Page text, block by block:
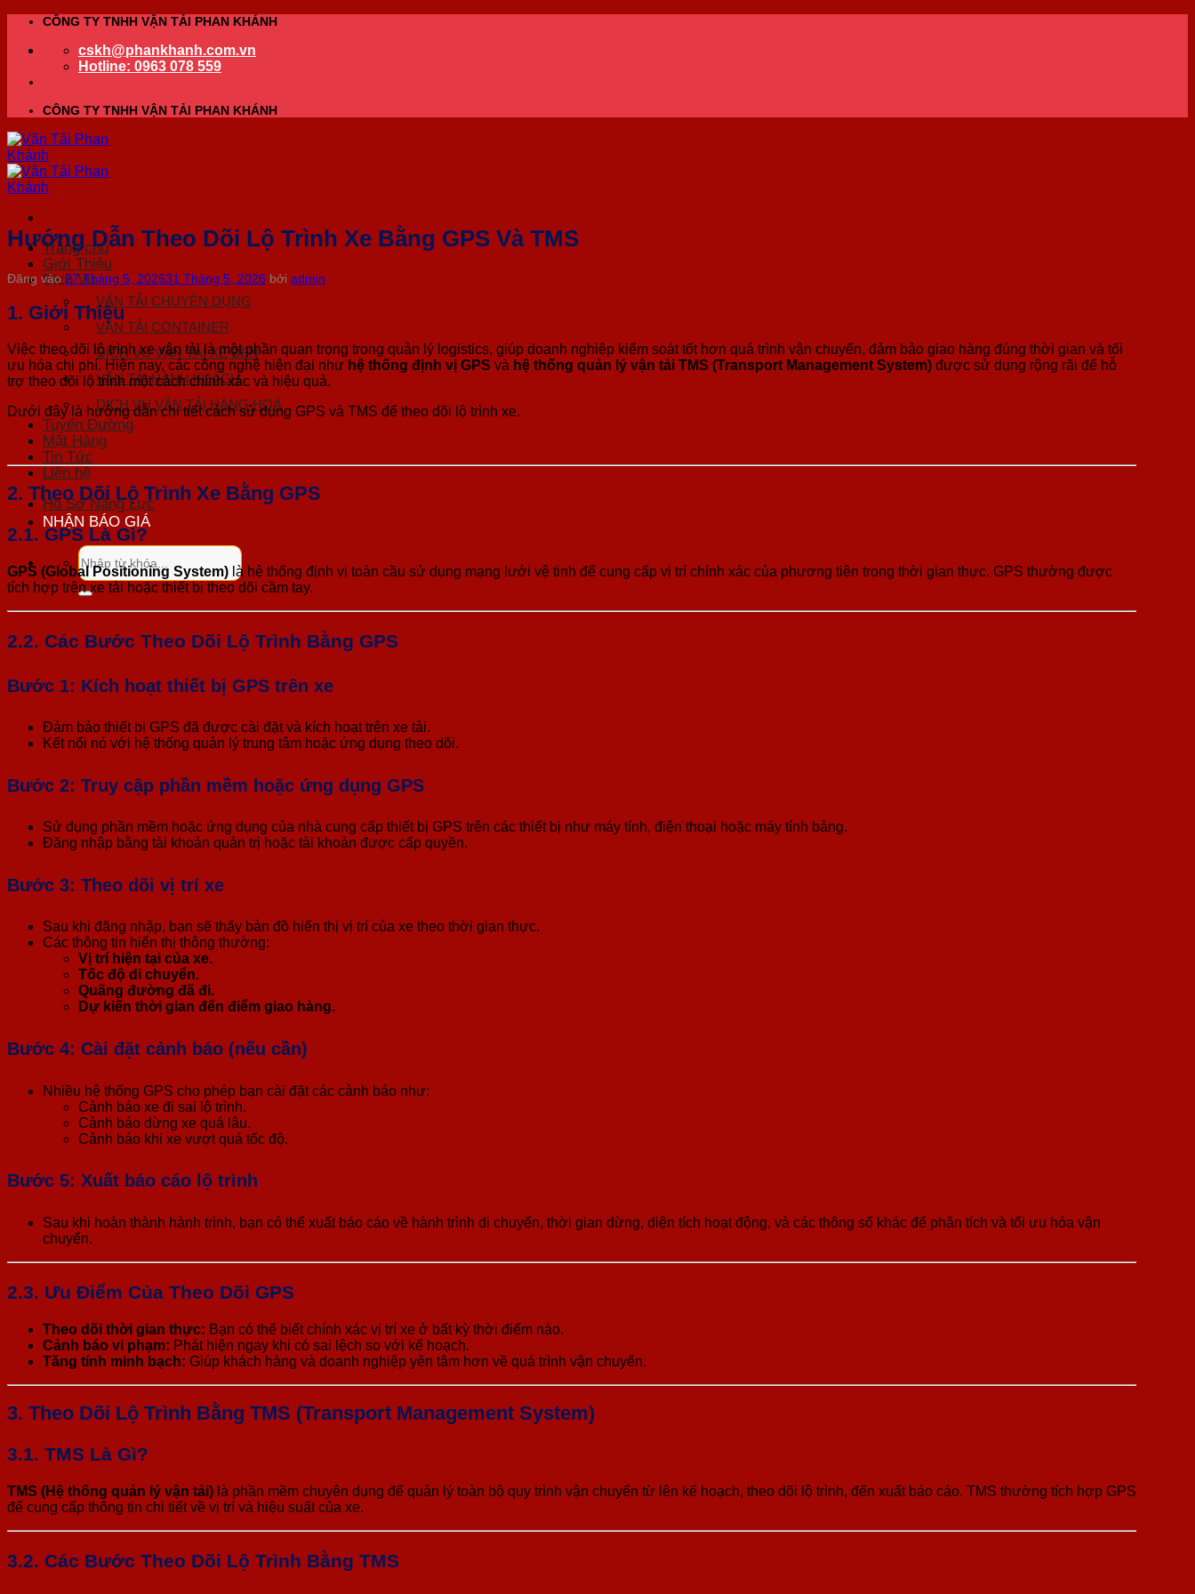
CÔNG TY TNHH VẬN TẢI PHAN KHÁNH
cskh@phankhanh.com.vn
Hotline: 0963 078 559
CÔNG TY TNHH VẬN TẢI PHAN KHÁNH
Trang chủ
Giới Thiệu
Dịch Vụ
VẬN TẢI CHUYÊN DỤNG
VẬN TẢI CONTAINER
DỊCH VỤ VẬN TẢI XE BEN
VẬN TẢI HÀNH KHÁCH
DỊCH VỤ VẬN TẢI HÀNG HOÁ
Tuyến Đường
Mặt Hàng
Tin Tức
Liên hệ
Hồ Sơ Năng Lực
NHẬN BÁO GIÁ
Tìm
kiếm:
Hướng Dẫn Theo Dõi Lộ Trình Xe Bằng GPS Và TMS
Đăng vào27 Tháng 5, 202631 Tháng 5, 2026 bởi admin
1. Giới Thiệu
Việc theo dõi lộ trình xe vận tải là một phần quan trọng trong quản lý logistics, giúp doanh nghiệp kiểm soát tốt hơn quá trình vận chuyển, đảm bảo giao hàng đúng thời gian và tối
ưu hóa chi phí. Hiện nay, các công nghệ hiện đại như hệ thống định vị GPS và hệ thống quản lý vận tải TMS (Transport Management System) được sử dụng rộng rãi để hỗ
trợ theo dõi lộ trình một cách chính xác và hiệu quả.
Dưới đây là hướng dẫn chi tiết cách sử dụng GPS và TMS để theo dõi lộ trình xe.
2. Theo Dõi Lộ Trình Xe Bằng GPS
2.1. GPS Là Gì?
GPS (Global Positioning System) là hệ thống định vị toàn cầu sử dụng mạng lưới vệ tinh để cung cấp vị trí chính xác của phương tiện trong thời gian thực. GPS thường được
tích hợp trên xe tải hoặc thiết bị theo dõi cầm tay.
2.2. Các Bước Theo Dõi Lộ Trình Bằng GPS
Bước 1: Kích hoạt thiết bị GPS trên xe
Đảm bảo thiết bị GPS đã được cài đặt và kích hoạt trên xe tải.
Kết nối nó với hệ thống quản lý trung tâm hoặc ứng dụng theo dõi.
Bước 2: Truy cập phần mềm hoặc ứng dụng GPS
Sử dụng phần mềm hoặc ứng dụng của nhà cung cấp thiết bị GPS trên các thiết bị như máy tính, điện thoại hoặc máy tính bảng.
Đăng nhập bằng tài khoản quản trị hoặc tài khoản được cấp quyền.
Bước 3: Theo dõi vị trí xe
Sau khi đăng nhập, bạn sẽ thấy bản đồ hiển thị vị trí của xe theo thời gian thực.
Các thông tin hiển thị thông thường:
Vị trí hiện tại của xe.
Tốc độ di chuyển.
Quãng đường đã đi.
Dự kiến thời gian đến điểm giao hàng.
Bước 4: Cài đặt cảnh báo (nếu cần)
Nhiều hệ thống GPS cho phép bạn cài đặt các cảnh báo như:
Cảnh báo xe đi sai lộ trình.
Cảnh báo dừng xe quá lâu.
Cảnh báo khi xe vượt quá tốc độ.
Bước 5: Xuất báo cáo lộ trình
Sau khi hoàn thành hành trình, bạn có thể xuất báo cáo về hành trình di chuyển, thời gian dừng, diện tích hoạt động, và các thông số khác để phân tích và tối ưu hóa vận
chuyển.
2.3. Ưu Điểm Của Theo Dõi GPS
Theo dõi thời gian thực: Bạn có thể biết chính xác vị trí xe ở bất kỳ thời điểm nào.
Cảnh báo vi phạm: Phát hiện ngay khi có sai lệch so với kế hoạch.
Tăng tính minh bạch: Giúp khách hàng và doanh nghiệp yên tâm hơn về quá trình vận chuyển.
3. Theo Dõi Lộ Trình Bằng TMS (Transport Management System)
3.1. TMS Là Gì?
TMS (Hệ thống quản lý vận tải) là phần mềm chuyên dụng để quản lý toàn bộ quy trình vận chuyển từ lên kế hoạch, theo dõi lộ trình, đến xuất báo cáo. TMS thường tích hợp GPS
để cung cấp thông tin chi tiết về vị trí và hiệu suất của xe.
3.2. Các Bước Theo Dõi Lộ Trình Bằng TMS